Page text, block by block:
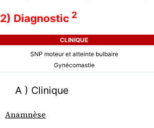
2) Diagnostic 2
CLINIQUE
SNP moteur et atteinte bulbaire
Gynécomastie
A ) Clinique
Anamnèse